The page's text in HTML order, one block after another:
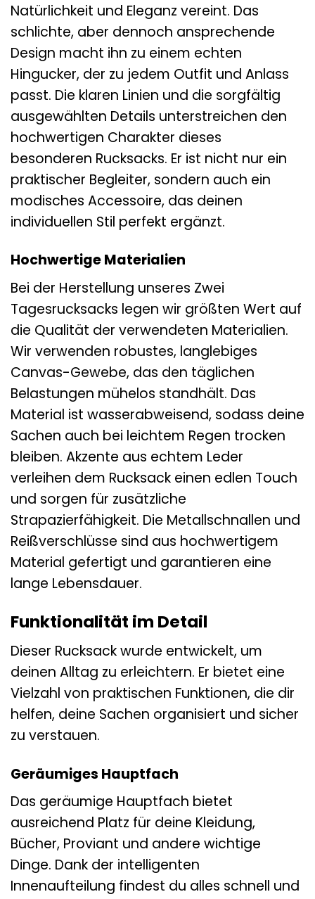
Natürlichkeit und Eleganz vereint. Das
schlichte, aber dennoch ansprechende
Design macht ihn zu einem echten
Hingucker, der zu jedem Outfit und Anlass
passt. Die klaren Linien und die sorgfältig
ausgewählten Details unterstreichen den
hochwertigen Charakter dieses
besonderen Rucksacks. Er ist nicht nur ein
praktischer Begleiter, sondern auch ein
modisches Accessoire, das deinen
individuellen Stil perfekt ergänzt.
Hochwertige Materialien
Bei der Herstellung unseres Zwei
Tagesrucksacks legen wir größten Wert auf
die Qualität der verwendeten Materialien.
Wir verwenden robustes, langlebiges
Canvas-Gewebe, das den täglichen
Belastungen mühelos standhält. Das
Material ist wasserabweisend, sodass deine
Sachen auch bei leichtem Regen trocken
bleiben. Akzente aus echtem Leder
verleihen dem Rucksack einen edlen Touch
und sorgen für zusätzliche
Strapazierfähigkeit. Die Metallschnallen und
Reißverschlüsse sind aus hochwertigem
Material gefertigt und garantieren eine
lange Lebensdauer.
Funktionalität im Detail
Dieser Rucksack wurde entwickelt, um
deinen Alltag zu erleichtern. Er bietet eine
Vielzahl von praktischen Funktionen, die dir
helfen, deine Sachen organisiert und sicher
zu verstauen.
Geräumiges Hauptfach
Das geräumige Hauptfach bietet
ausreichend Platz für deine Kleidung,
Bücher, Proviant und andere wichtige
Dinge. Dank der intelligenten
Innenaufteilung findest du alles schnell und